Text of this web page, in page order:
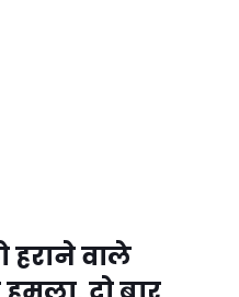
हराने वाले